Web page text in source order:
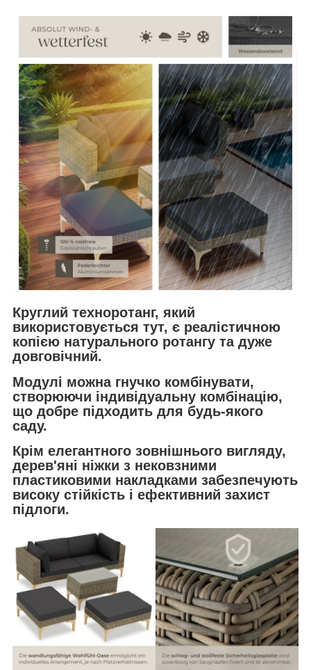
Круглий техноротанг, який
використовується тут, є реалістичною
копією натурального ротангу та дуже
довговічний.
Модулі можна гнучко комбінувати,
створюючи індивідуальну комбінацію,
що добре підходить для будь-якого
саду.
Крім елегантного зовнішнього вигляду,
дерев'яні ніжки з нековзними
пластиковими накладками забезпечують
високу стійкість і ефективний захист
підлоги.